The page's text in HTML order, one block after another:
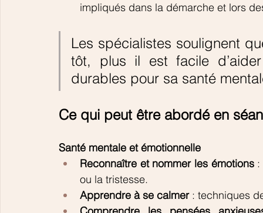
impliqués dans la démarche et lors
Les spécialistes soulignent
tôt, plus il est facile
durables pour sa santé
Ce qui peut être abordé en
Santé mentale et émotionnelle
Reconnaître et nommer les émotions :
ou la tristesse.
Apprendre à se calmer : techniques